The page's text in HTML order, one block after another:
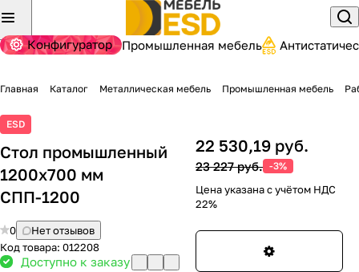
Конфигуратор Промышленная мебель
Главная Каталог Металлическая мебель Промышленная мебель
ESD
Стол промышленный
1200x700 мм
СПП-1200
0
Нет отзывов
Код товара: 012208
Доступно к заказу
22 530,19 руб.
23 227 руб. -3%
Цена указана с учётом НДС
22%